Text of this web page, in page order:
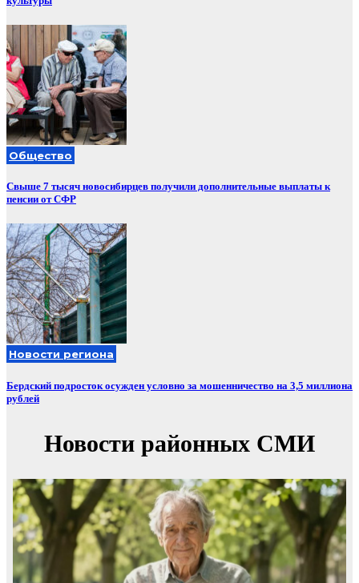
Общество
Свыше 7 тысяч новосибирцев получили дополнительные выплаты к
пенсии от СФР
Новости региона
Бердский подросток осужден условно за мошенничество на 3,5 миллиона
рублей